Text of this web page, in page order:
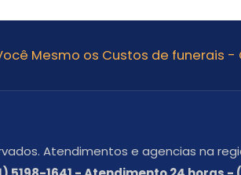
Mesmo os Custos de funerais -
Atendimentos e agencias na